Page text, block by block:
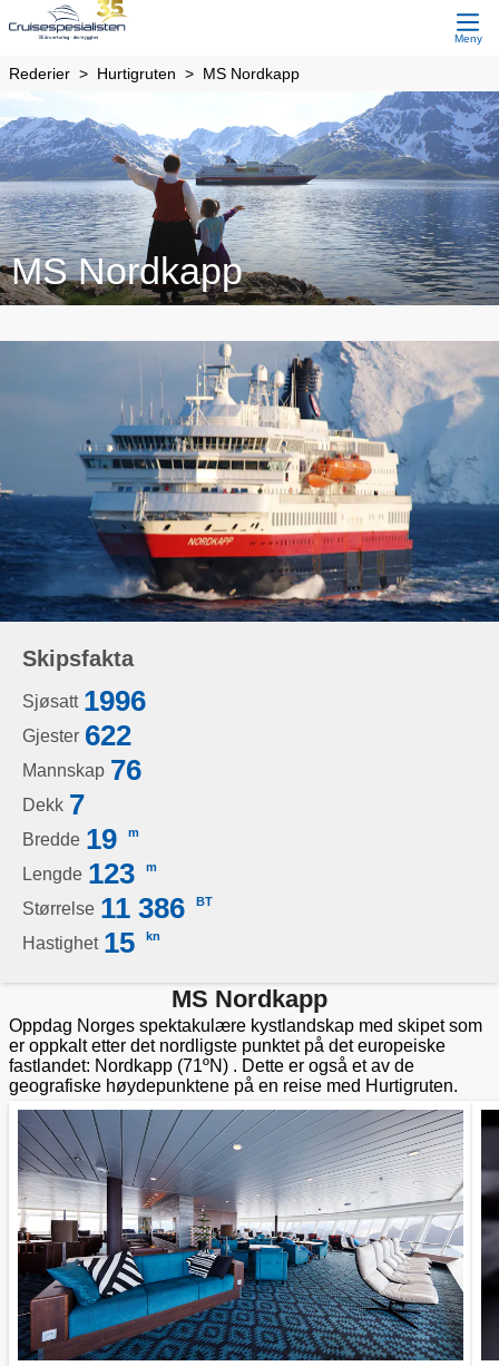
Meny
Rederier Hurtigruten MS Nordkapp
MS Nordkapp
Skipsfakta
Sjøsatt 1996
Gjester 622
Mannskap 76
Dekk 7
Bredde 19 m
Lengde 123 m
Størrelse 11 386 BT
Hastighet 15 kn
MS Nordkapp
Oppdag Norges spektakulære kystlandskap med skipet som
er oppkalt etter det nordligste punktet på det europeiske
fastlandet: Nordkapp (71ºN) . Dette er også et av de
geografiske høydepunktene på en reise med Hurtigruten.